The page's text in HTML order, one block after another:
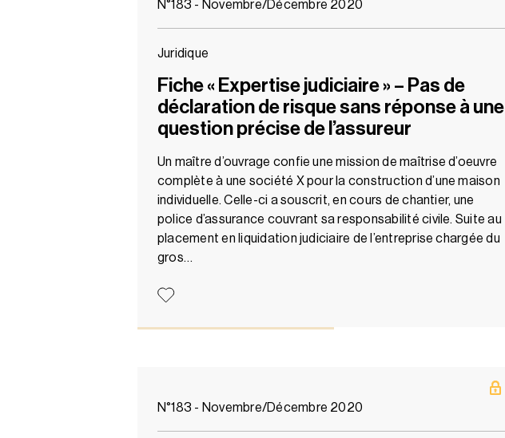
N°183 - Novembre/Décembre 2020
Juridique
Fiche « Expertise judiciaire » – Pas de
déclaration de risque sans réponse à une
question précise de l’assureur
Un maître d’ouvrage confie une mission de maîtrise d’oeuvre
complète à une société X pour la construction d’une maison
individuelle. Celle-ci a souscrit, en cours de chantier, une
police d’assurance couvrant sa responsabilité civile. Suite au
placement en liquidation judiciaire de l’entreprise chargée du
gros…
N°183 - Novembre/Décembre 2020